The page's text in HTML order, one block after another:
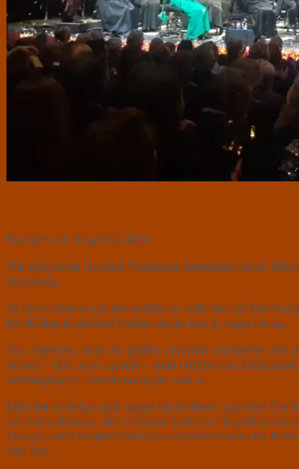
Kampen om dirigentstokken.
Når dirigenten Hendrik Vestmann, koncertmesteren
betydning.
Så der er ikke noget der hedder en stille start på Det
før Rådhusklokkerne bimler, og det nye år tages i brug.
Og i Operaen, hvor det gyldne ahorntræ dominerer den
scenen – ikke som sig selv – men i rollen som
selvfølgelig er i feststemning fra start af.
Men det fortæller også meget om hvilken oplevelse Det
ud over publikum, der svømmer helt hen i kapellets
Onegin, samt Sergej Prokofjevs Riddernes dans fra
slap line.